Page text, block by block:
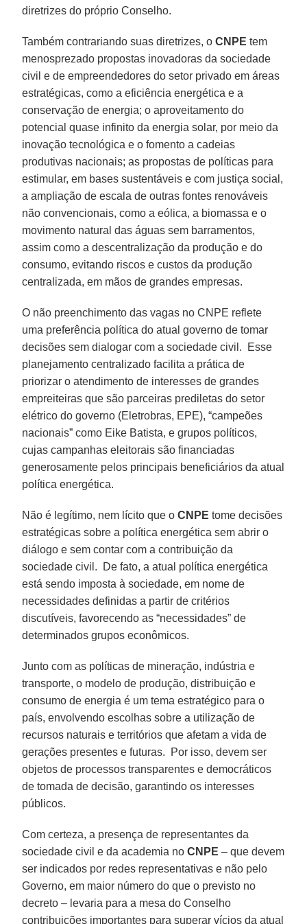
diretrizes do próprio Conselho.
Também contrariando suas diretrizes, oCNPE tem
menosprezado propostas inovadoras da sociedade
civil e de empreendedores do setor privado em áreas
estratégicas, como a eficiência energética e a
conservação de energia; o aproveitamento do
potencial quase infinito da energia solar, por meio da
inovação tecnológica e o fomento a cadeias
produtivas nacionais; as propostas de políticas para
estimular, em bases sustentáveis e com justiça social,
a ampliação de escala de outras fontes renováveis
não convencionais, como a eólica, a biomassa e o
movimento natural das águas sem barramentos,
assim como a descentralização da produção e do
consumo, evitando riscos e custos da produção
centralizada, em mãos de grandes empresas.
O não preenchimento das vagas no CNPE reflete
uma preferência política do atual governo de tomar
decisões sem dialogar com a sociedade civil. Esse
planejamento centralizado facilita a prática de
priorizar o atendimento de interesses de grandes
empreiteiras que são parceiras prediletas do setor
elétrico do governo (Eletrobras, EPE), “campeões
nacionais” como Eike Batista, e grupos políticos,
cujas campanhas eleitorais são financiadas
generosamente pelos principais beneficiários da atual
política energética.
Não é legítimo, nem lícito que oCNPE tome decisões
estratégicas sobre a política energética sem abrir o
diálogo e sem contar com a contribuição da
sociedade civil. De fato, a atual política energética
está sendo imposta à sociedade, em nome de
necessidades definidas a partir de critérios
discutíveis, favorecendo as “necessidades” de
determinados grupos econômicos.
Junto com as políticas de mineração, indústria e
transporte, o modelo de produção, distribuição e
consumo de energia é um tema estratégico para o
país, envolvendo escolhas sobre a utilização de
recursos naturais e territórios que afetam a vida de
gerações presentes e futuras. Por isso, devem ser
objetos de processos transparentes e democráticos
de tomada de decisão, garantindo os interesses
públicos.
Com certeza, a presença de representantes da
sociedade civil e da academia noCNPE – que devem
ser indicados por redes representativas e não pelo
Governo, em maior número do que o previsto no
decreto – levaria para a mesa do Conselho
contribuições importantes para superar vícios da atual